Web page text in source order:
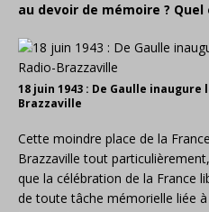
au devoir de mémoire ?
18 juin 1943 : De Gaulle
Brazzaville
Cette moindre place de la
Brazzaville tout
que la célébration de la France
de toute tâche mémorielle liée